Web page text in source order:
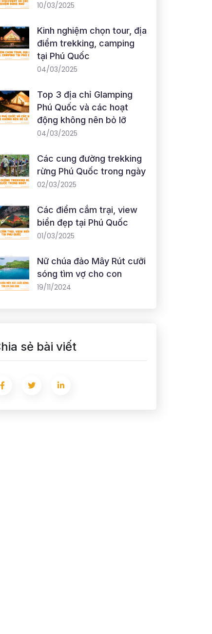
10/03/2025
Kinh nghiệm chọn tour, địa
điểm trekking, camping
tại Phú Quốc
04/03/2025
Top 3 địa chỉ Glamping
Phú Quốc và các hoạt
động không nên bỏ lỡ
04/03/2025
Các cung đường trekking
rừng Phú Quốc trong ngày
02/03/2025
Các điểm cắm trại, view
biển đẹp tại Phú Quốc
01/03/2025
Nữ chúa đảo Mây Rút cưỡi
sóng tìm vợ cho con
19/11/2024
sẻ bài viết